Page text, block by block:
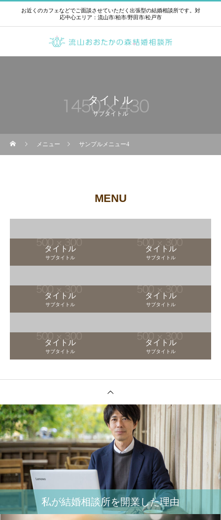
お近くのカフェなどでご面談させていただく出張型の結婚相談所です。対
応中心エリア：流山市/柏市/野田市/松戸市
タイトル
サブタイトル
メニュー サンプルメニュー4
MENU
タイトル
サブタイトル
タイトル
サブタイトル
タイトル
サブタイトル
タイトル
サブタイトル
タイトル
サブタイトル
タイトル
サブタイトル
私が結婚相談所を開業した理由